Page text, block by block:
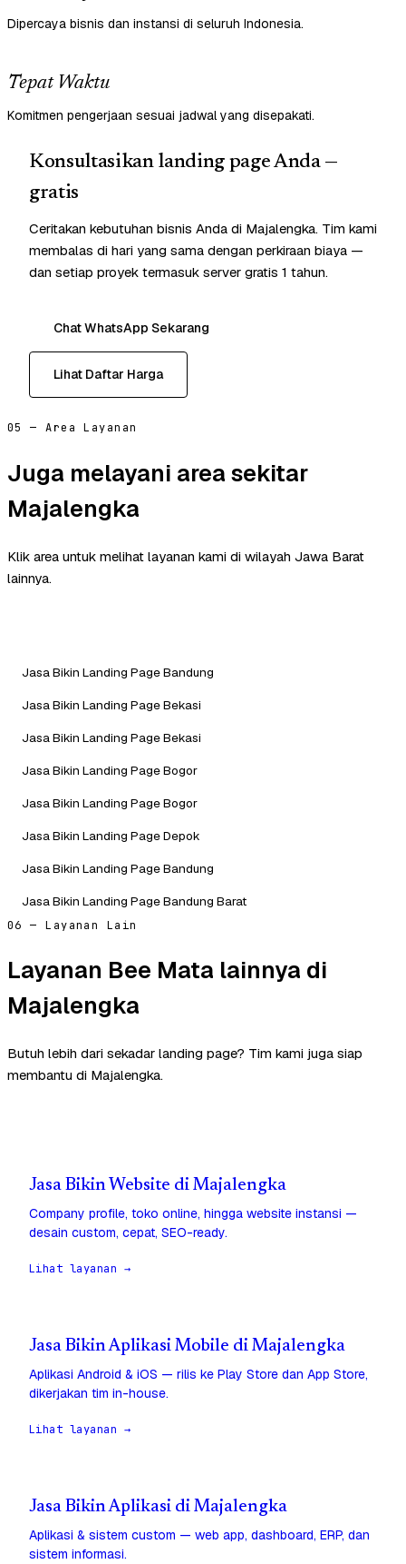
Dipercaya bisnis dan instansi di seluruh Indonesia.
Tepat Waktu
Komitmen pengerjaan sesuai jadwal yang disepakati.
Konsultasikan landing page Anda —
gratis
Ceritakan kebutuhan bisnis Anda di Majalengka. Tim kami
membalas di hari yang sama dengan perkiraan biaya —
dan setiap proyek termasuk server gratis 1 tahun.
Chat WhatsApp Sekarang
Lihat Daftar Harga
05 — Area Layanan
Juga melayani area sekitar
Majalengka
Klik area untuk melihat layanan kami di wilayah Jawa Barat
lainnya.
Jasa Bikin Landing Page Bandung
Jasa Bikin Landing Page Bekasi
Jasa Bikin Landing Page Bekasi
Jasa Bikin Landing Page Bogor
Jasa Bikin Landing Page Bogor
Jasa Bikin Landing Page Depok
Jasa Bikin Landing Page Bandung
Jasa Bikin Landing Page Bandung Barat
06 — Layanan Lain
Layanan Bee Mata lainnya di
Majalengka
Butuh lebih dari sekadar landing page? Tim kami juga siap
membantu di Majalengka.
Jasa Bikin Website di Majalengka
Company profile, toko online, hingga website instansi —
desain custom, cepat, SEO-ready.
Lihat layanan →
Jasa Bikin Aplikasi Mobile di Majalengka
Aplikasi Android & iOS — rilis ke Play Store dan App Store,
dikerjakan tim in-house.
Lihat layanan →
Jasa Bikin Aplikasi di Majalengka
Aplikasi & sistem custom — web app, dashboard, ERP, dan
sistem informasi.